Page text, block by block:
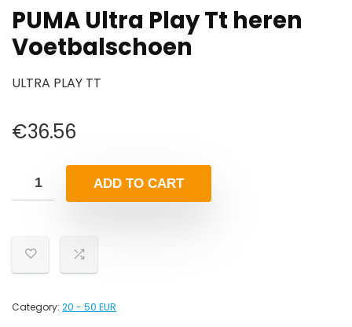
PUMA Ultra Play Tt heren
Voetbalschoen
ULTRA PLAY TT
€36.56
ADD TO CART
Category: 20 - 50 EUR